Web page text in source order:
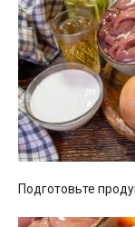
Подготовьте